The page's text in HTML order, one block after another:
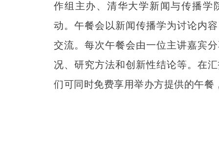
作组主办、清华大学新闻与传播学
动。午餐会以新闻传播学为讨论内
交流。每次午餐会由一位主讲嘉宾
况、研究方法和创新性结论等。在
们可同时免费享用举办方提供的午餐